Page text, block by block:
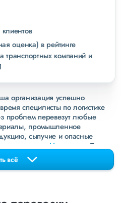
оценка) в рейтинге
транспортных компаний и
организация успешно
специлисты по логистике
проблем перевезут любые
промышленное
сыпучие и опасные
в раздел
«Наш опыт»
. Там
обновляются несколько
запустили новые
все стандартные
всё